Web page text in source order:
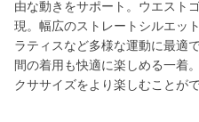
由な動きをサポート。ウエスト
現。幅広のストレートシルエッ
ラティスなど多様な運動に最適
間の着用も快適に楽しめる一着
クササイズをより楽しむことがで